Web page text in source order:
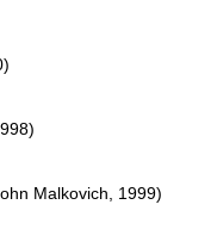
Malkovich, 1999)